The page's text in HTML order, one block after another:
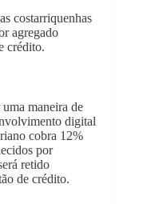
costarriquenhas
agregado
crédito.
maneira de
digital
cobra 12%
por
retido
de crédito.